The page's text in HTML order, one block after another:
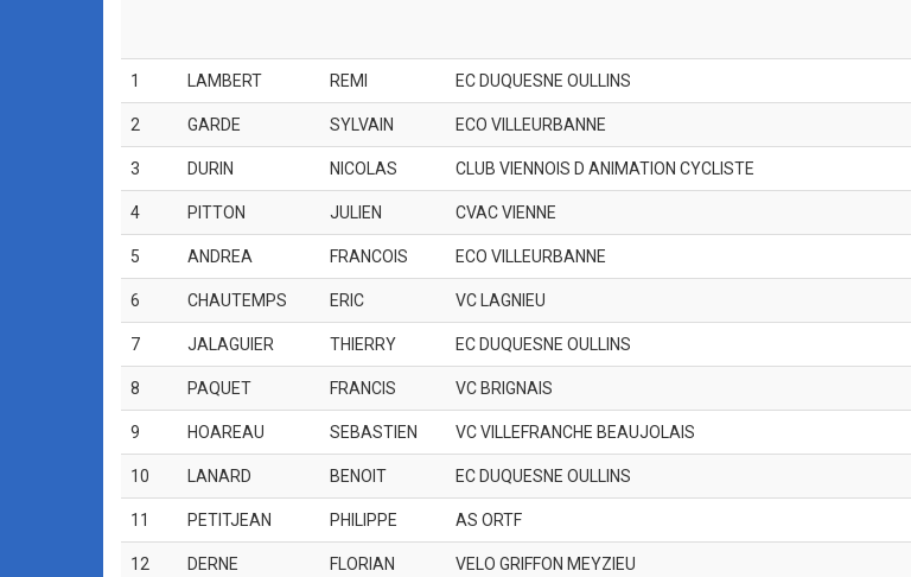
1 LAMBERT REMI EC DUQUESNE OULLINS
2 GARDE SYLVAIN ECO VILLEURBANNE
3 DURIN NICOLAS CLUB VIENNOIS D ANIMATION CYCLISTE
4 PITTON JULIEN CVAC VIENNE
5 ANDREA FRANCOIS ECO VILLEURBANNE
6 CHAUTEMPS ERIC VC LAGNIEU
7 JALAGUIER THIERRY EC DUQUESNE OULLINS
8 PAQUET FRANCIS VC BRIGNAIS
9 HOAREAU SEBASTIEN VC VILLEFRANCHE BEAUJOLAIS
10 LANARD BENOIT EC DUQUESNE OULLINS
11 PETITJEAN PHILIPPE AS ORTF
12 DERNE FLORIAN VELO GRIFFON MEYZIEU